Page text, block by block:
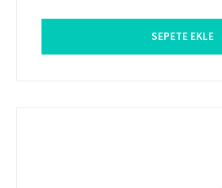
SEPETE EKLE